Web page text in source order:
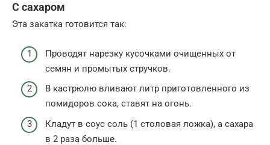
С сахаром
Эта закатка готовится так:
Проводят нарезку кусочками очищенных от
семян и промытых стручков.
В кастрюлю вливают литр приготовленного из
помидоров сока, ставят на огонь.
Кладут в соус соль (1 столовая ложка), а сахара
в 2 раза больше.